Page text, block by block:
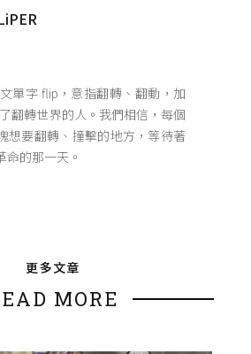
單字 flip，意指翻轉、翻動，加
翻轉世界的人。我們相信，每個
想要翻轉、撞擊的地方，等待著
命的那一天。
更多文章
MORE